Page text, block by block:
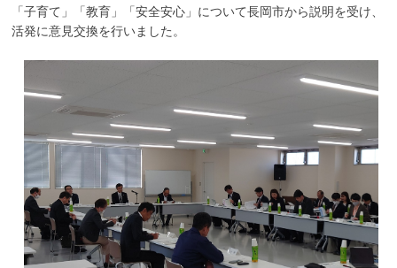
「子育て」「教育」「安全安心」について長岡市から説明を受け、
活発に意見交換を行いました。